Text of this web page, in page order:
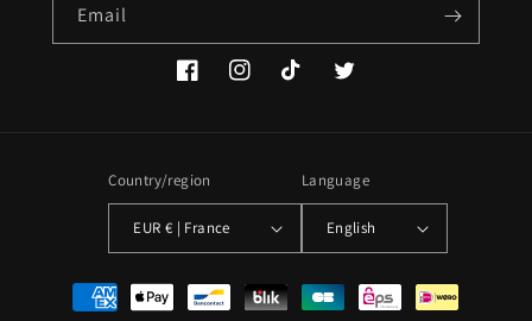
Email
FacebookInstagramTikTok Twitter
Country/region
EUR € | France
Language
English
Payment